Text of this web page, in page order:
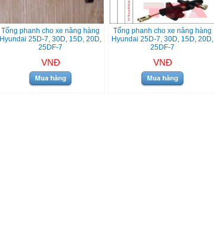
Tổng phanh cho xe nâng hàng
Hyundai 25D-7, 30D, 15D, 20D,
25DF-7
VNĐ
Tổng phanh cho xe nâng hàng
Hyundai 25D-7, 30D, 15D, 20D,
25DF-7
VNĐ